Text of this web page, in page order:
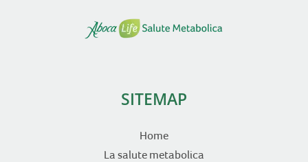
SITEMAP
Home
La salute metabolica